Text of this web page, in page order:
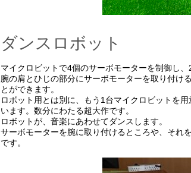
ダンスロボット
マイクロビットで4個のサーボモーターを制御し
腕の肩とひじの部分にサーボモーターを取り付け
とができます。
ロボット用とは別に、もう1台マイクロビットを
います。数分にわたる超大作です。
ロボットが、音楽にあわせてダンスします。
サーボモーターを腕に取り付けるところや、それ
です。